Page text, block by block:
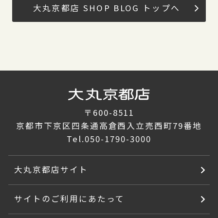
大丸京都店 SHOP BLOG トップへ
〒600-8511
京都市下京区四条通高倉西入立売西町79番地
Tel.050-1790-3000
大丸京都店サイト
サイトのご利用にあたって